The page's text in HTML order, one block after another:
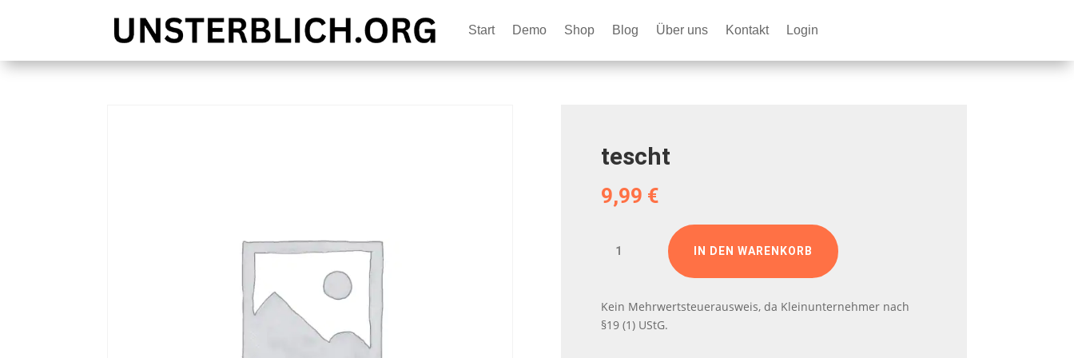
Start Demo Shop Blog Über uns Kontakt Login
tescht
9,99 €
Menge
IN DEN WARENKORB
Kein Mehrwertsteuerausweis, da Kleinunternehmer nach
§19 (1) UStG.